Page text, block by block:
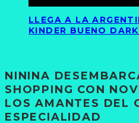
LLEGA A LA
KINDER BUENO
NININA
SHOPPING CON
LOS AMANTES DEL
ESPECIALIDAD